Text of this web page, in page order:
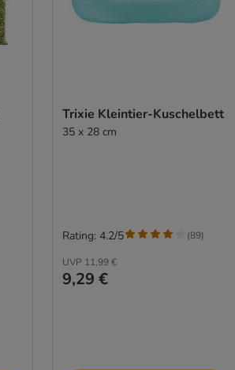
Trixie Kleintier-Kuschelbett
35 x 28 cm
UVP 11,99 €
9,29 €
Rating: 4.2/5 (89)